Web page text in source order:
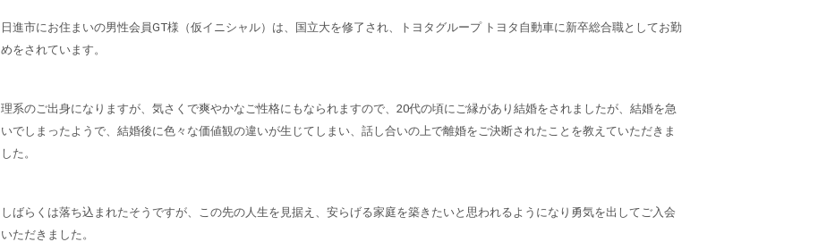
日進市にお住まいの男性会員GT様（仮イニシャル）は、国立大を修了され、トヨタグループ トヨタ自動車に新卒総合職としてお勤
めをされています。
理系のご出身になりますが、気さくで爽やかなご性格にもなられますので、20代の頃にご縁があり結婚をされましたが、結婚を急
いでしまったようで、結婚後に色々な価値観の違いが生じてしまい、話し合いの上で離婚をご決断されたことを教えていただきま
した。
しばらくは落ち込まれたそうですが、この先の人生を見据え、安らげる家庭を築きたいと思われるようになり勇気を出してご入会
いただきました。